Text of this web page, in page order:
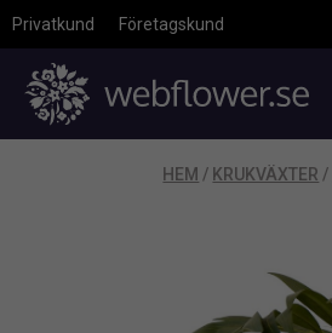
Privatkund Företagskund
HEM / KRUKVÄXTER /